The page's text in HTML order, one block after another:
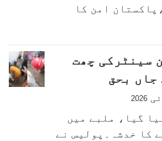
امن کا
سینٹرکی چھت
2026
لیا گیا، ملبے میں
کا خدشہ۔پولیس نے